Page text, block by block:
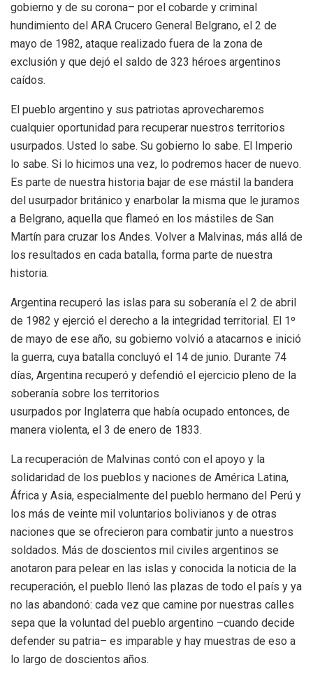
gobierno y de su corona– por el cobarde y criminal
hundimiento del ARA Crucero General Belgrano, el 2 de
mayo de 1982, ataque realizado fuera de la zona de
exclusión y que dejó el saldo de 323 héroes argentinos
caídos.
El pueblo argentino y sus patriotas aprovecharemos
cualquier oportunidad para recuperar nuestros territorios
usurpados. Usted lo sabe. Su gobierno lo sabe. El Imperio
lo sabe. Si lo hicimos una vez, lo podremos hacer de nuevo.
Es parte de nuestra historia bajar de ese mástil la bandera
del usurpador británico y enarbolar la misma que le juramos
a Belgrano, aquella que flameó en los mástiles de San
Martín para cruzar los Andes. Volver a Malvinas, más allá de
los resultados en cada batalla, forma parte de nuestra
historia.
Argentina recuperó las islas para su soberanía el 2 de abril
de 1982 y ejerció el derecho a la integridad territorial. El 1º
de mayo de ese año, su gobierno volvió a atacarnos e inició
la guerra, cuya batalla concluyó el 14 de junio. Durante 74
días, Argentina recuperó y defendió el ejercicio pleno de la
soberanía sobre los territorios
usurpados por Inglaterra que había ocupado entonces, de
manera violenta, el 3 de enero de 1833.
La recuperación de Malvinas contó con el apoyo y la
solidaridad de los pueblos y naciones de América Latina,
África y Asia, especialmente del pueblo hermano del Perú y
los más de veinte mil voluntarios bolivianos y de otras
naciones que se ofrecieron para combatir junto a nuestros
soldados. Más de doscientos mil civiles argentinos se
anotaron para pelear en las islas y conocida la noticia de la
recuperación, el pueblo llenó las plazas de todo el país y ya
no las abandonó: cada vez que camine por nuestras calles
sepa que la voluntad del pueblo argentino –cuando decide
defender su patria– es imparable y hay muestras de eso a
lo largo de doscientos años.